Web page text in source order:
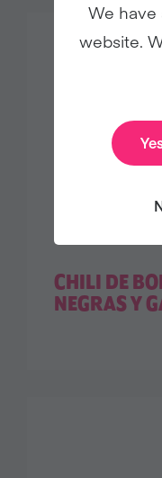
CHILI DE
NEGRAS Y
We have
website.